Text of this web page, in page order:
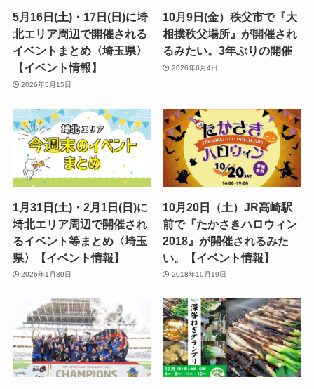
5月16日(土)・17日(日)に埼
北エリア周辺で開催される
イベントまとめ〈埼玉県〉
【イベント情報】
2026年5月15日
10月9日(金）秩父市で『大
相撲秩父場所』が開催され
るみたい。3年ぶりの開催
2026年6月4日
1月31日(土)・2月1日(日)に
埼北エリア周辺で開催され
るイベント等まとめ〈埼玉
県〉【イベント情報】
2026年1月30日
10月20日（土）JR高崎駅
前で『たかさきハロウィン
2018』が開催されるみた
い。【イベント情報】
2018年10月19日